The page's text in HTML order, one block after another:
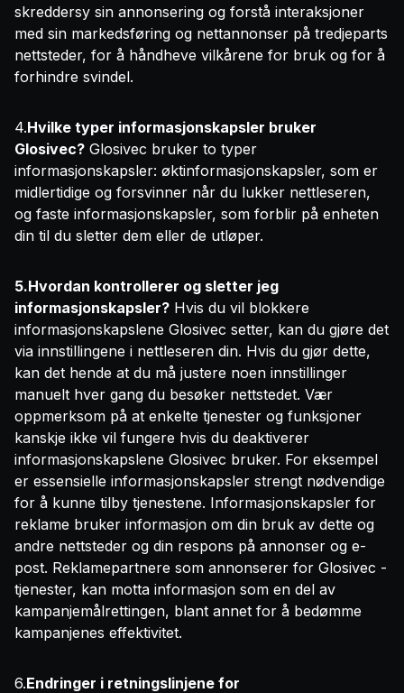
skreddersy sin annonsering og forstå interaksjoner
med sin markedsføring og nettannonser på tredjeparts
nettsteder, for å håndheve vilkårene for bruk og for å
forhindre svindel.
4.Hvilke typer informasjonskapsler bruker
Glosivec? Glosivec bruker to typer
informasjonskapsler: øktinformasjonskapsler, som er
midlertidige og forsvinner når du lukker nettleseren,
og faste informasjonskapsler, som forblir på enheten
din til du sletter dem eller de utløper.
5.Hvordan kontrollerer og sletter jeg
informasjonskapsler? Hvis du vil blokkere
informasjonskapslene Glosivec setter, kan du gjøre det
via innstillingene i nettleseren din. Hvis du gjør dette,
kan det hende at du må justere noen innstillinger
manuelt hver gang du besøker nettstedet. Vær
oppmerksom på at enkelte tjenester og funksjoner
kanskje ikke vil fungere hvis du deaktiverer
informasjonskapslene Glosivec bruker. For eksempel
er essensielle informasjonskapsler strengt nødvendige
for å kunne tilby tjenestene. Informasjonskapsler for
reklame bruker informasjon om din bruk av dette og
andre nettsteder og din respons på annonser og e-
post. Reklamepartnere som annonserer for Glosivec -
tjenester, kan motta informasjon som en del av
kampanjemålrettingen, blant annet for å bedømme
kampanjenes effektivitet.
6.Endringer i retningslinjene for